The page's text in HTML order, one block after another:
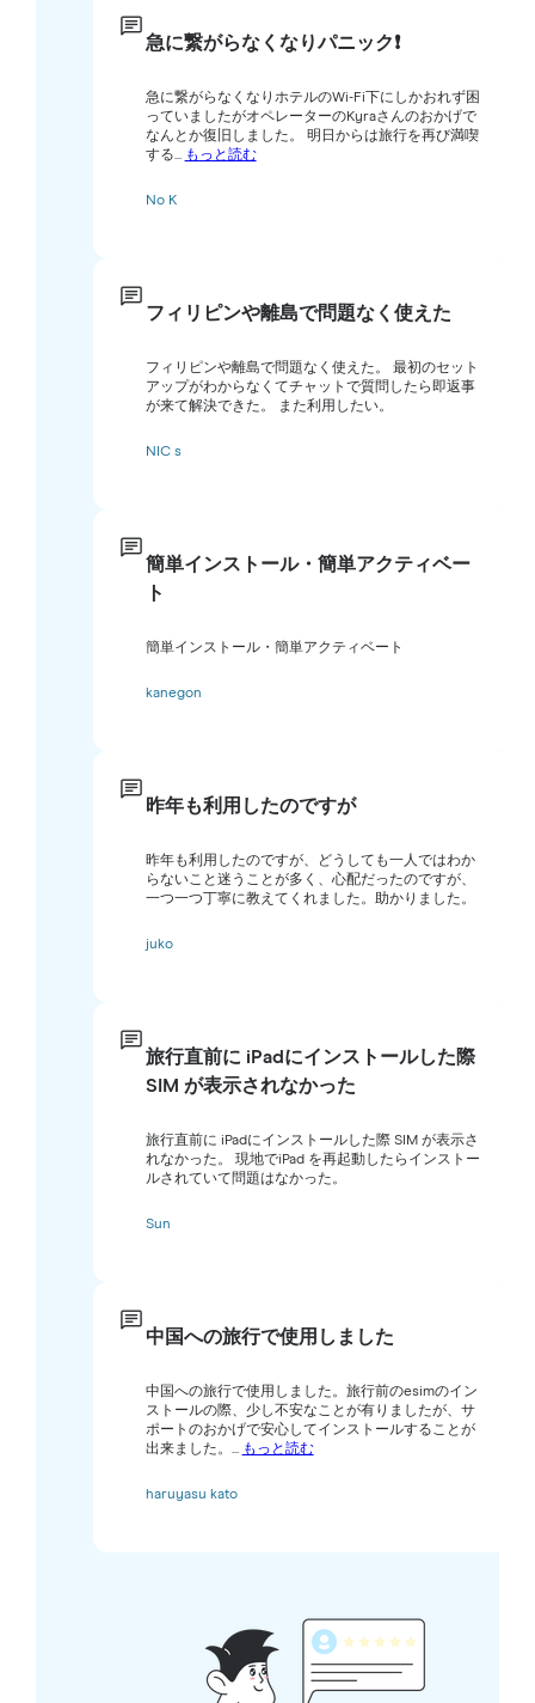
急に繋がらなくなりパニック❗️
急に繋がらなくなりホテルのWi-Fi下にしかおれず困
っていましたがオペレーターのKyraさんのおかげで
なんとか復旧しました。 明日からは旅行を再び満喫
する... もっと読む
No K
フィリピンや離島で問題なく使えた
フィリピンや離島で問題なく使えた。 最初のセット
アップがわからなくてチャットで質問したら即返事
が来て解決できた。 また利用したい。
NIC s
簡単インストール・簡単アクティベー
ト
簡単インストール・簡単アクティベート
kanegon
昨年も利用したのですが
昨年も利用したのですが、どうしても一人ではわか
らないこと迷うことが多く、心配だったのですが、
一つ一つ丁寧に教えてくれました。助かりました。
juko
旅行直前に iPadにインストールした際
SIM が表示されなかった
旅行直前に iPadにインストールした際 SIM が表示さ
れなかった。 現地でiPad を再起動したらインストー
ルされていて問題はなかった。
Sun
中国への旅行で使用しました
中国への旅行で使用しました。旅行前のesimのイン
ストールの際、少し不安なことが有りましたが、サ
ポートのおかげで安心してインストールすることが
出来ました。... もっと読む
haruyasu kato